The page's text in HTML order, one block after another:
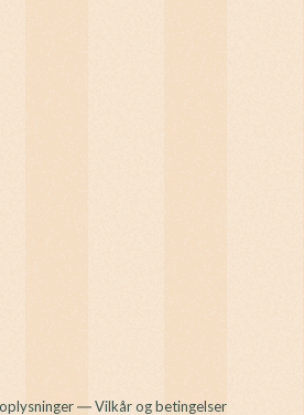
―Vilkår og betingelser